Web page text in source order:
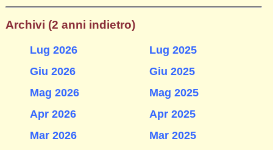
Archivi (2 anni indietro)
Lug 2026
Giu 2026
Mag 2026
Apr 2026
Mar 2026
Lug 2025
Giu 2025
Mag 2025
Apr 2025
Mar 2025